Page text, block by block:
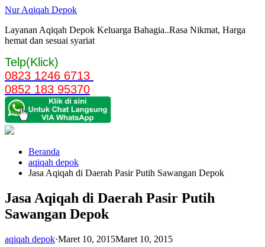
Langsung
konten
Nur Aqiqah Depok
Layanan Aqiqah Depok Keluarga Bahagia..Rasa Nikmat, Harga
hemat dan sesuai syariat
Telp(Klick)
0823 1246 6713
0852 183 95370
Beranda
aqiqah depok
Jasa Aqiqah di Daerah Pasir Putih Sawangan Depok
Jasa Aqiqah di Daerah Pasir Putih
Sawangan Depok
aqiqah depok·Maret 10, 2015Maret 10, 2015